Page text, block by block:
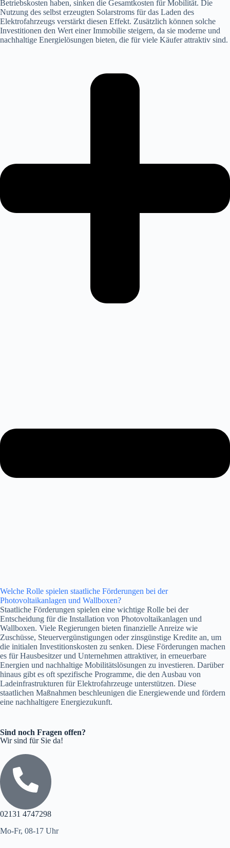
Betriebskosten haben, sinken die Gesamtkosten für Mobilität. Die
Nutzung des selbst erzeugten Solarstroms für das Laden des
Elektrofahrzeugs verstärkt diesen Effekt. Zusätzlich können solche
Investitionen den Wert einer Immobilie steigern, da sie moderne und
nachhaltige Energielösungen bieten, die für viele Käufer attraktiv sind.
Welche Rolle spielen staatliche Förderungen bei der
Photovoltaikanlagen und Wallboxen?
Staatliche Förderungen spielen eine wichtige Rolle bei der
Entscheidung für die Installation von Photovoltaikanlagen und
Wallboxen. Viele Regierungen bieten finanzielle Anreize wie
Zuschüsse, Steuervergünstigungen oder zinsgünstige Kredite an, um
die initialen Investitionskosten zu senken. Diese Förderungen machen
es für Hausbesitzer und Unternehmen attraktiver, in erneuerbare
Energien und nachhaltige Mobilitätslösungen zu investieren. Darüber
hinaus gibt es oft spezifische Programme, die den Ausbau von
Ladeinfrastrukturen für Elektrofahrzeuge unterstützen. Diese
staatlichen Maßnahmen beschleunigen die Energiewende und fördern
eine nachhaltigere Energiezukunft.
Sind noch Fragen offen?
Wir sind für Sie da!
02131 4747298
Mo-Fr, 08-17 Uhr